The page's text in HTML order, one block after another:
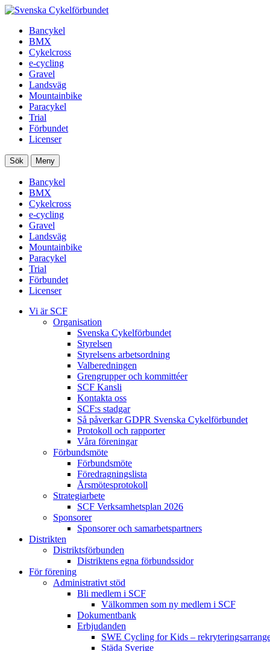
Bancykel
BMX
Cykelcross
e-cycling
Gravel
Landsväg
Mountainbike
Paracykel
Trial
Förbundet
Licenser
Sök Meny
Bancykel
BMX
Cykelcross
e-cycling
Gravel
Landsväg
Mountainbike
Paracykel
Trial
Förbundet
Licenser
Vi är SCF
Organisation
Svenska Cykelförbundet
Styrelsen
Styrelsens arbetsordning
Valberedningen
Grengrupper och kommittéer
SCF Kansli
Kontakta oss
SCF:s stadgar
Så påverkar GDPR Svenska Cykelförbundet
Protokoll och rapporter
Våra föreningar
Förbundsmöte
Förbundsmöte
Föredragningslista
Årsmötesprotokoll
Strategiarbete
SCF Verksamhetsplan 2026
Sponsorer
Sponsorer och samarbetspartners
Distrikten
Distriktsförbunden
Distriktens egna förbundssidor
För förening
Administrativt stöd
Bli medlem i SCF
Välkommen som ny medlem i SCF
Dokumentbank
Erbjudanden
SWE Cycling for Kids –
Städa Sverige